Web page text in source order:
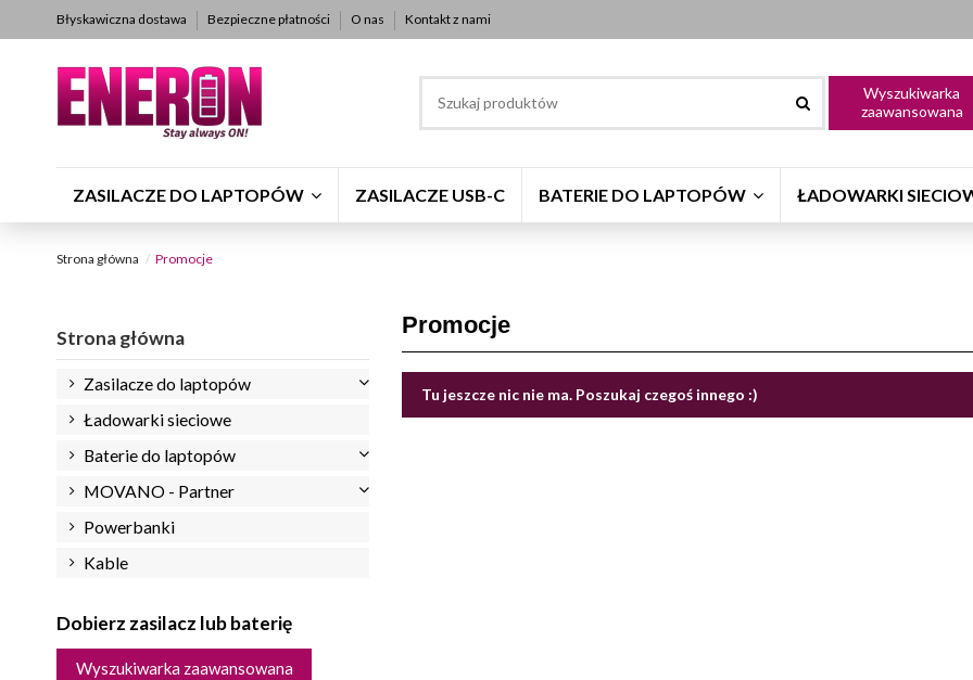
Błyskawiczna dostawa Bezpieczne płatności O nas Kontakt z nami
Wyszukiwarka
zaawansowana
ZASILACZE DO LAPTOPÓW ZASILACZE USB-C BATERIE DO LAPTOPÓW ŁADOWARKI
Strona główna Promocje
Promocje
Tu jeszcze nic nie ma. Poszukaj czegoś innego :)
Strona główna
Zasilacze do laptopów
Ładowarki sieciowe
Baterie do laptopów
MOVANO - Partner
Powerbanki
Kable
Dobierz zasilacz lub baterię
Wyszukiwarka zaawansowana